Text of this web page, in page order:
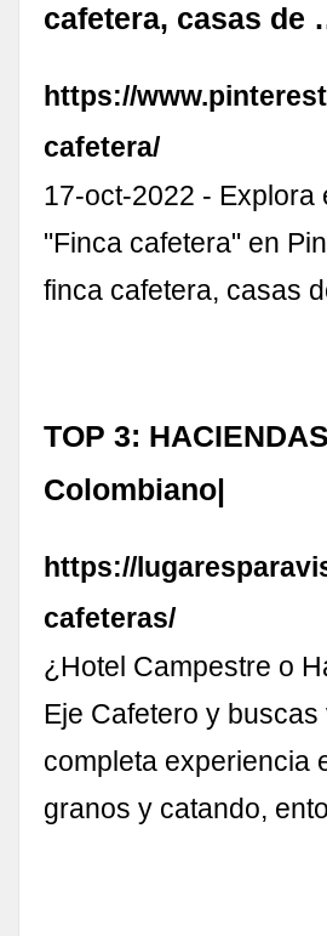
cafetera, casas de
https://
cafetera/
17-oct-2022 - Explora
"Finca cafetera" en
finca cafetera, casas
TOP 3:
Colombiano|
https://
cafeteras/
¿Hotel Campestre o
Eje Cafetero y
completa experiencia
granos y catando,